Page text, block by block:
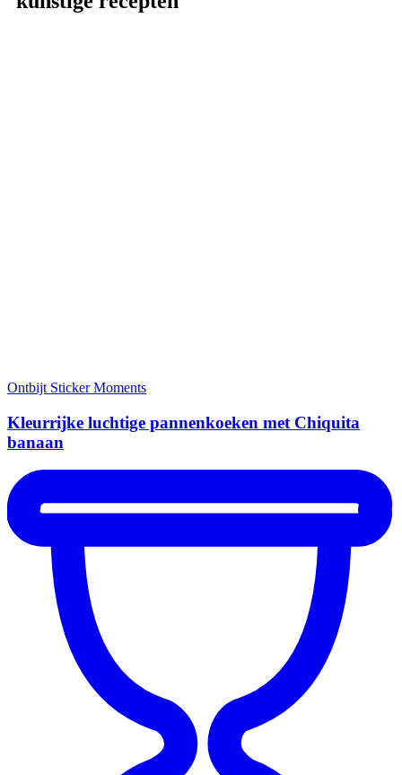
Ontbijt Sticker Moments
Kleurrijke luchtige pannenkoeken met Chiquita
banaan